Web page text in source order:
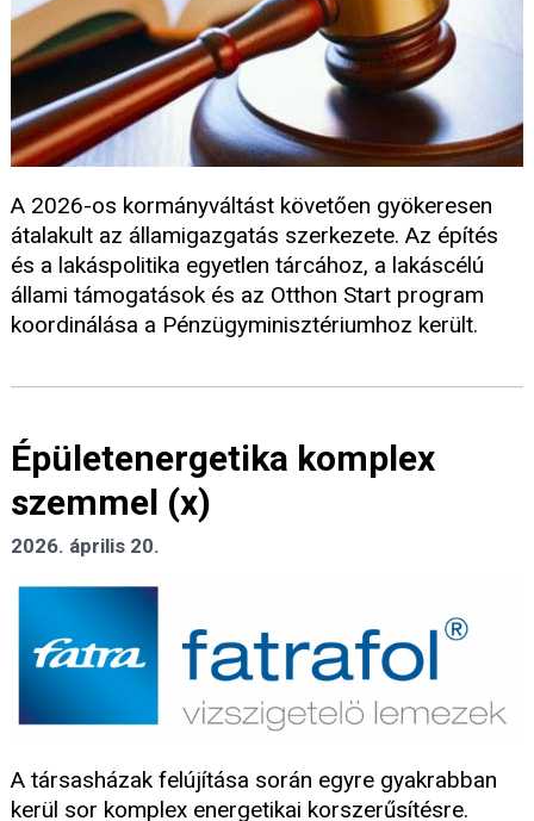
A 2026-os kormányváltást követően gyökeresen
átalakult az államigazgatás szerkezete. Az építés
és a lakáspolitika egyetlen tárcához, a lakáscélú
állami támogatások és az Otthon Start program
koordinálása a Pénzügyminisztériumhoz került.
Épületenergetika komplex
szemmel (x)
2026. április 20.
A társasházak felújítása során egyre gyakrabban
kerül sor komplex energetikai korszerűsítésre.